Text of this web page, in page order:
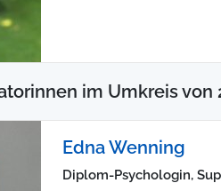
im Umkreis von
Edna Wenning
Diplom-Psychologin,